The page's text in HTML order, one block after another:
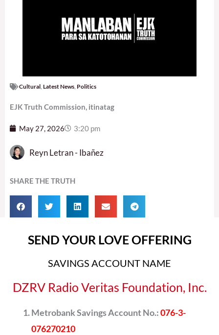
Cultural Latest News Politics
EJK Truth Commission, itinatag
May 27, 2026 3:20 pm
Reyn Letran - Ibañez
SHARE THE TRUTH
SEND YOUR LOVE OFFERING
SAVINGS ACCOUNT NAME
DZRV Radio Veritas Foundation, Inc.
Metrobank Savings Account No.:076-3-
076270210